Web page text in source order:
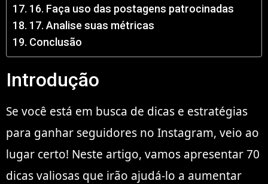
16. Faça uso das postagens patrocinadas
17. Analise suas métricas
Conclusão
Introdução
Se você está em busca de dicas e estratégias
para ganhar seguidores no Instagram, veio ao
lugar certo! Neste artigo, vamos apresentar 70
dicas valiosas que irão ajudá-lo a aumentar